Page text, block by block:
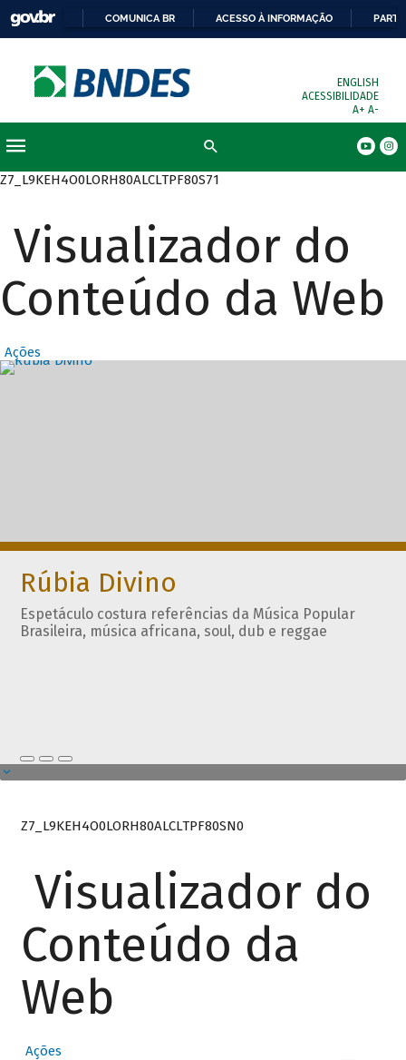
COMUNICA BR ACESSO À INFORMAÇÃO
ENGLISH
ACESSIBILIDADE
A+ A-
Z7_L9KEH4O0LORH80ALCLTPF80S71
Visualizador do
Conteúdo da Web
Ações
Destaques
Rúbia Divino
Espetáculo costura referências da Música Popular
Brasileira, música africana, soul, dub e reggae
Z7_L9KEH4O0LORH80ALCLTPF80SN0
Visualizador do
Conteúdo da
Web
Ações